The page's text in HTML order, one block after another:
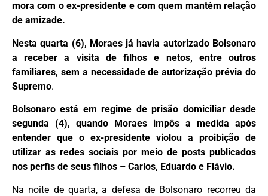
mora com o ex-presidente e com quem mantém relação
de amizade.
Nesta quarta (6), Moraes já havia autorizado Bolsonaro
a receber a visita de filhos e netos, entre outros
familiares, sem a necessidade de autorização prévia do
Supremo.
Bolsonaro está em regime de prisão domiciliar desde
segunda (4), quando Moraes impôs a medida após
entender que o ex-presidente violou a proibição de
utilizar as redes sociais por meio de posts publicados
nos perfis de seus filhos – Carlos, Eduardo e Flávio.
Na noite de quarta, a defesa de Bolsonaro recorreu da